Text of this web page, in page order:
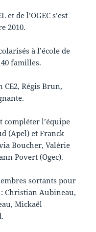
et de l’OGEC s’est
2010.
à l’école de
familles.
Régis Brun,
l’équipe
(Apel) et Franck
Boucher, Valérie
Povert (Ogec).
sortants pour
Christian Aubineau,
Mickaël